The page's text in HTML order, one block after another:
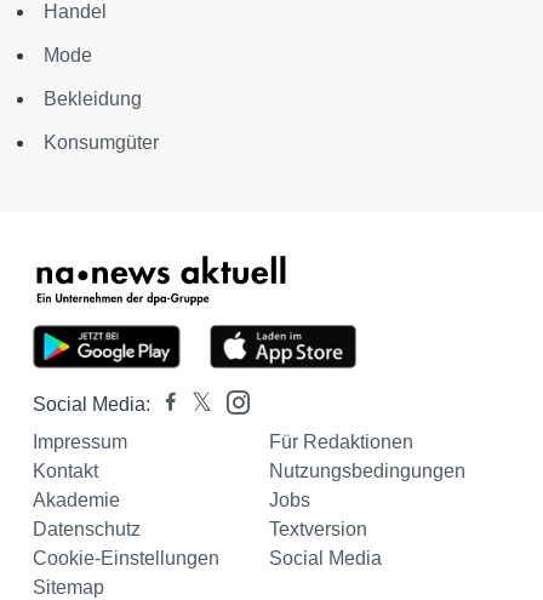
Handel
Mode
Bekleidung
Konsumgüter
Social Media:
Impressum
Für Redaktionen
Kontakt
Nutzungsbedingungen
Akademie
Jobs
Datenschutz
Textversion
Cookie-Einstellungen
Social Media
Sitemap